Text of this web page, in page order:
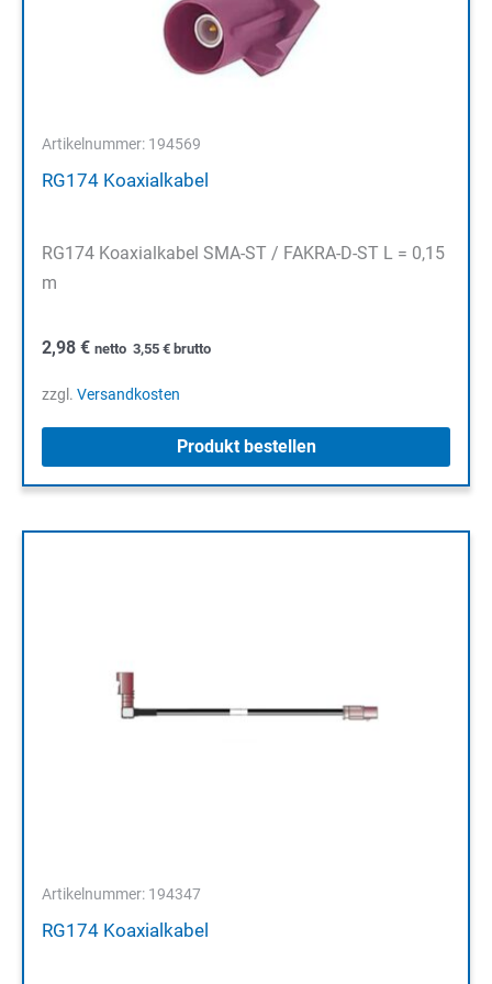
Artikelnummer: 194569
RG174 Koaxialkabel
RG174 Koaxialkabel SMA-ST / FAKRA-D-ST L = 0,15
m
2,98 € netto 3,55 € brutto
zzgl. Versandkosten
Produkt bestellen
Artikelnummer: 194347
RG174 Koaxialkabel